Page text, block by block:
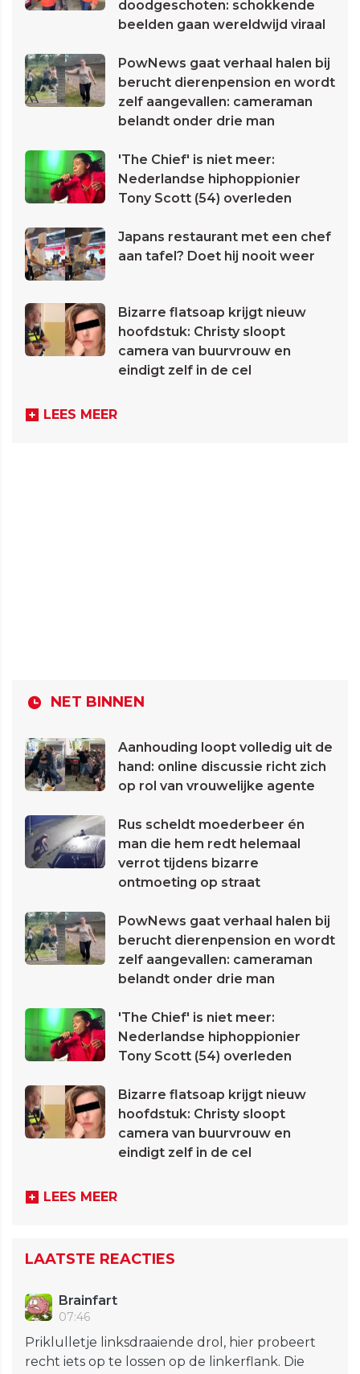
doodgeschoten: schokkende
beelden gaan wereldwijd viraal
PowNews gaat verhaal halen bij
berucht dierenpension en wordt
zelf aangevallen: cameraman
belandt onder drie man
'The Chief' is niet meer:
Nederlandse hiphoppionier
Tony Scott (54) overleden
Japans restaurant met een chef
aan tafel? Doet hij nooit weer
Bizarre flatsoap krijgt nieuw
hoofdstuk: Christy sloopt
camera van buurvrouw en
eindigt zelf in de cel
LEES MEER
NET BINNEN
Aanhouding loopt volledig uit de
hand: online discussie richt zich
op rol van vrouwelijke agente
Rus scheldt moederbeer én
man die hem redt helemaal
verrot tijdens bizarre
ontmoeting op straat
PowNews gaat verhaal halen bij
berucht dierenpension en wordt
zelf aangevallen: cameraman
belandt onder drie man
'The Chief' is niet meer:
Nederlandse hiphoppionier
Tony Scott (54) overleden
Bizarre flatsoap krijgt nieuw
hoofdstuk: Christy sloopt
camera van buurvrouw en
eindigt zelf in de cel
LEES MEER
LAATSTE REACTIES
Brainfart
07:46
Priklulletje linksdraaiende drol, hier probeert
recht iets op te lossen op de linkerflank. Die